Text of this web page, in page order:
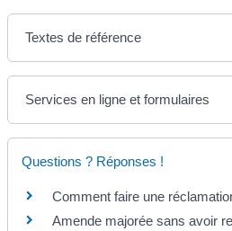
Textes de référence
Services en ligne et formulaires
Questions ? Réponses !
Comment faire une
Amende majorée sans avoir